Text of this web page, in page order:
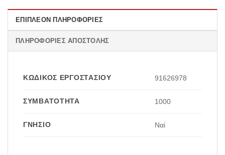
ΕΠΙΠΛΈΟΝ ΠΛΗΡΟΦΟΡΊΕΣ
ΠΛΗΡΟΦΟΡΊΕΣ ΑΠΟΣΤΟΛΉΣ
ΚΩΔΙΚΌΣ ΕΡΓΟΣΤΑΣΊΟΥ 91626978
ΣΥΜΒΑΤΌΤΗΤΑ 1000
ΓΝΉΣΙΟ Ναί